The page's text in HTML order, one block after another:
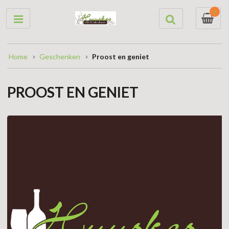
0
Home Geschenken Proost en geniet
PROOST EN GENIET